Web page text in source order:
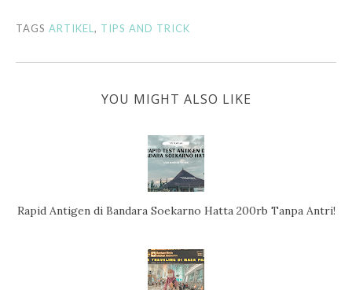
TAGS ARTIKEL , TIPS AND TRICK
YOU MIGHT ALSO LIKE
Rapid Antigen di Bandara Soekarno Hatta 200rb Tanpa Antri!